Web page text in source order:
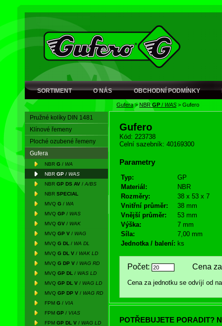
SORTIMENT O NÁS OBCHODNÍ PODMÍNKY
Gufera> NBRGP / WAS > Gufero
Pružné kolíky DIN 1481
Klínové řemeny
Ploché ozubené řemeny
Gufera
NBR G / WA
NBR GP / WAS
NBR GP DS AV / A/BS
NBR SPECIAL
MVQ G / WA
MVQ GP / WAS
MVQ GV / WAK
MVQ GP V / WAG
MVQ G DL / WA DL
MVQ G DL V / WAK LD
MVQ G DP V / WAG RD
MVQ GP DL / WAS LD
MVQ GP DL V / WAG LD
MVQ GP DP V / WAG RD
FPM G / VIA
FPM GP / VIAS
FPM GP DL V / WAG LD
Gufero
Kód: 223738
Celní sazebník: 40169300
Parametry
Typ:
GP
Materiál:
NBR
Rozměry:
38 x 53 x 7
Vnitřní průměr:
38 mm
Vnější průměr:
53 mm
Výška:
7 mm
Síla:
7,00 mm
Jednotka / balení: ks
Počet: Cena za
Cena za jednotku se odvíjí od
POTŘEBUJETE PORADIT?